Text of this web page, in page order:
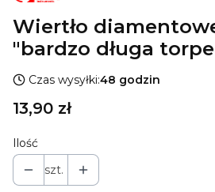
Wiertło
"bardzo długa
Czas wysyłki:48 godzin
Cena
13,90 zł
Ilość
szt.